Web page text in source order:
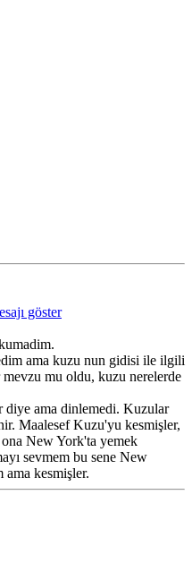
göster
ama kuzu nun gidisi ile ilgili
mu oldu, kuzu nerelerde
ama dinlemedi. Kuzular
Maalesef Kuzu'yu kesmişler,
New York'ta yemek
sevmem bu sene New
kesmişler.